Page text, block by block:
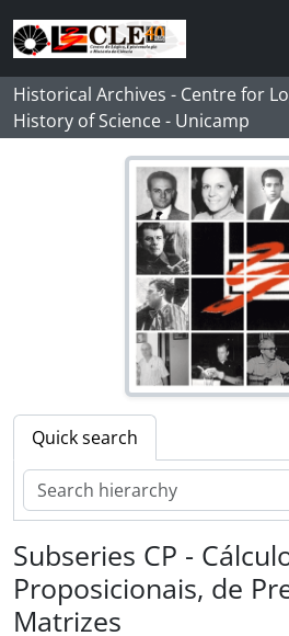
Skip to main content
Historical Archives - Centre for
History of Science - Unicamp
Quick search
Subseries CP -
Proposicionais, de
Matrizes
[Fonds] FAIA - Ayda Ignez
[Series] I - Inventário